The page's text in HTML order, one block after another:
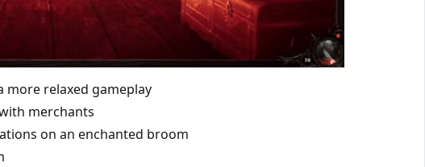
more relaxed gameplay
merchants
on an enchanted broom